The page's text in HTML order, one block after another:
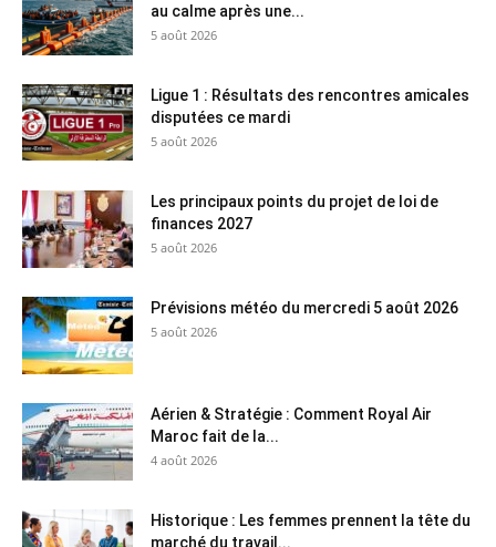
au calme après une...
5 août 2026
Ligue 1 : Résultats des rencontres amicales
disputées ce mardi
5 août 2026
Les principaux points du projet de loi de
finances 2027
5 août 2026
Prévisions météo du mercredi 5 août 2026
5 août 2026
Aérien & Stratégie : Comment Royal Air
Maroc fait de la...
4 août 2026
Historique : Les femmes prennent la tête du
marché du travail...